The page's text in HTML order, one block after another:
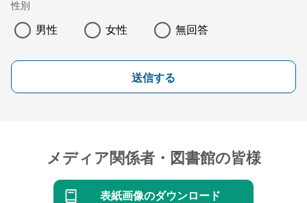
性別
男性 女性 無回答
送信する
メディア関係者・図書館の皆様
表紙画像のダウンロード